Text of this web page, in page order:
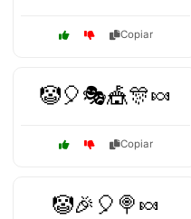
Copiar
🤡🎈🎭🎪🎊🍬
Copiar
🤡🎉🎈🍭🍬